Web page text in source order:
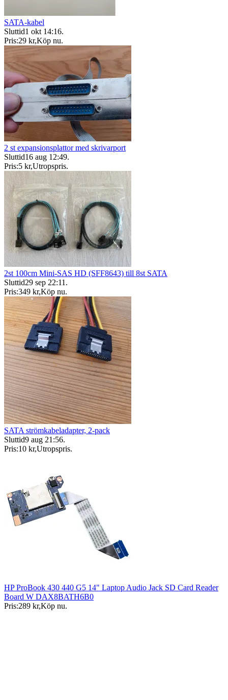
SATA-kabel
Sluttid1 okt 14:16.
Pris:29 kr,Köp nu.
2 st expansionsplattor med skrivarport
Sluttid16 aug 12:49.
Pris:5 kr,Utropspris.
2st 100cm Mini-SAS HD (SFF8643) till 8st SATA
Sluttid29 sep 22:11 .
Pris:349 kr,Köp nu.
SATA strömkabeladapter, 2-pack
Sluttid9 aug 21:56.
Pris:10 kr,Utropspris.
HP ProBook 430 440 G5 14" Laptop Audio Jack SD Card Reader
Board W DAX8BATH6B0
Pris:289 kr,Köp nu.